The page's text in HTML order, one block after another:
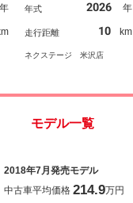
年
車線逸脱警報 オートエ
アコン オートライト
年式 2026 年
走行距離 10 km
ネクステージ 米沢店
モデル一覧
2018年7月発売モデル
中古車平均価格 214.9万円